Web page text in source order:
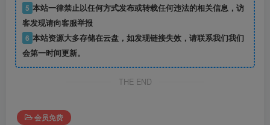
5 本站一律禁止以任何方式发布或转载任何违法的相关信息，访
客发现请向客服举报
6 本站资源大多存储在云盘，如发现链接失效，请联系我们我们
会第一时间更新。
THE END
会员免费